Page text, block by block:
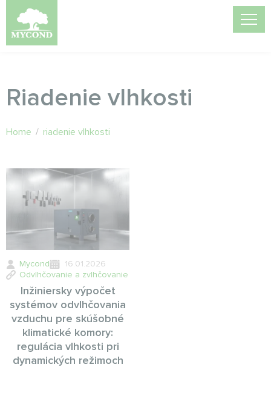
Riadenie vlhkosti
Home / riadenie vlhkosti
Mycond
16.01.2026
Odvlhčovanie a zvlhčovanie
Inžiniersky výpočet
systémov odvlhčovania
vzduchu pre skúšobné
klimatické komory:
regulácia vlhkosti pri
dynamických režimoch